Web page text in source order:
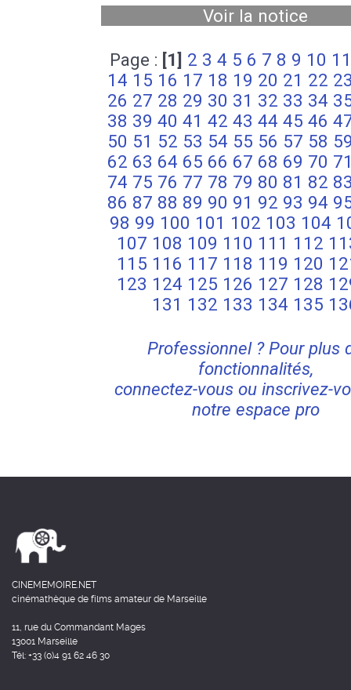
Voir la notice
Page : [1] 2 3 4 5 6 7 8 9 10 11
14 15 16 17 18 19 20 21 22
26 27 28 29 30 31 32 33 34
38 39 40 41 42 43 44 45 46
50 51 52 53 54 55 56 57 58
62 63 64 65 66 67 68 69 70
74 75 76 77 78 79 80 81 82
86 87 88 89 90 91 92 93 94
98 99 100 101 102 103 104
107 108 109 110 111 112
115 116 117 118 119 120
123 124 125 126 127 128
131 132 133 134 135
Professionnel ? Pour plus
fonctionnalités,
connectez-vous ou inscrivez-
notre espace pro
CINEMEMOIRE.NET
cinémathèque de films amateur de Marseille
11, rue du Commandant Mages
13001 Marseille
Tél: +33 (0)4 91 62 46 30